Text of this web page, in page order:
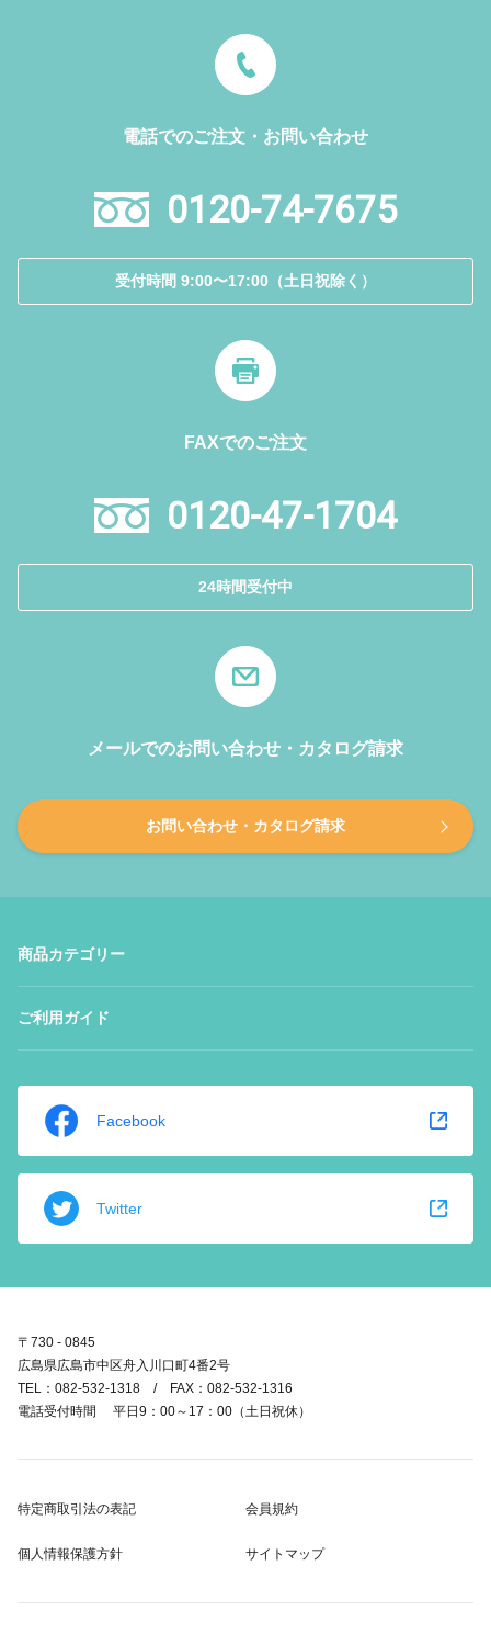
電話でのご注文・お問い合わせ
0120-74-7675
受付時間 9:00〜17:00（土日祝除く）
FAXでのご注文
0120-47-1704
24時間受付中
メールでのお問い合わせ・カタログ請求
お問い合わせ・カタログ請求
商品カテゴリー
ご利用ガイド
Facebook
Twitter
〒730 - 0845
広島県広島市中区舟入川口町4番2号
TEL：082-532-1318 / FAX：082-532-1316
電話受付時間 平日9：00～17：00（土日祝休）
特定商取引法の表記 会員規約
個人情報保護方針 サイトマップ